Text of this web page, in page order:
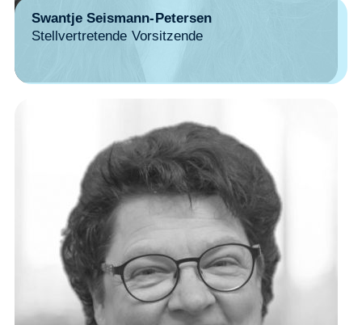
Swantje Seismann-Petersen
Stellvertretende Vorsitzende